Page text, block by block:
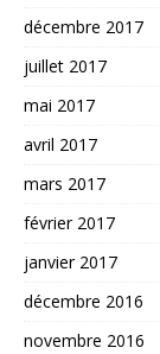
décembre 2017
juillet 2017
mai 2017
avril 2017
mars 2017
février 2017
janvier 2017
décembre 2016
novembre 2016